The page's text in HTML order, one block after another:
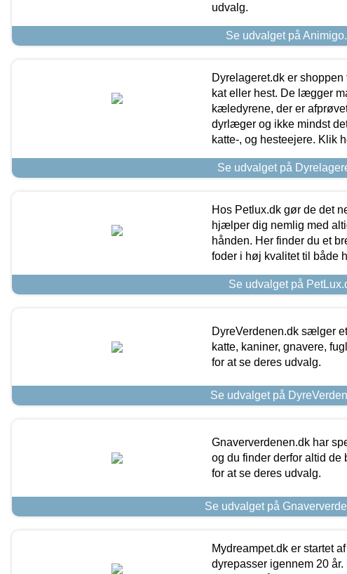
udvalg.
Se udvalget på
Dyrelageret.dk er
kat eller hest. De lægger
kæledyrene, der er
dyrlæger og ikke mindst
katte-, og hesteejere. Klik
Se udvalget på
Hos Petlux.dk gør de det
hjælper dig nemlig med
hånden. Her finder du et
foder i høj kvalitet til både
Se udvalget på
DyreVerdenen.dk sælger
katte, kaniner, gnavere,
for at se deres udvalg.
Se udvalget på
Gnaververdenen.dk har
og du finder derfor altid de
for at se deres udvalg.
Se udvalget på
Mydreampet.dk er startet
dyrepasser igennem 20